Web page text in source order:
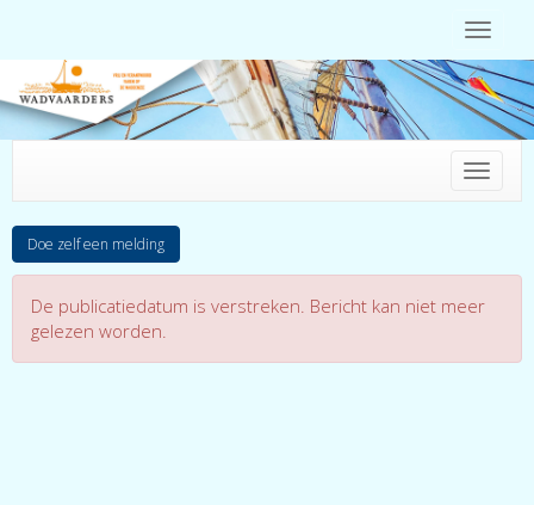
Toggle
Doe zelf een melding
De publicatiedatum is verstreken. Bericht kan niet meer
gelezen worden.